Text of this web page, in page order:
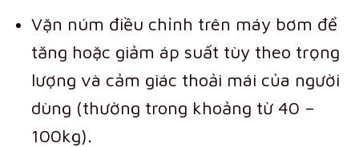
Vặn núm điều chỉnh trên máy bơm để
tăng hoặc giảm áp suất tùy theo trọng
lượng và cảm giác thoải mái của người
dùng (thường trong khoảng từ 40 –
100kg).